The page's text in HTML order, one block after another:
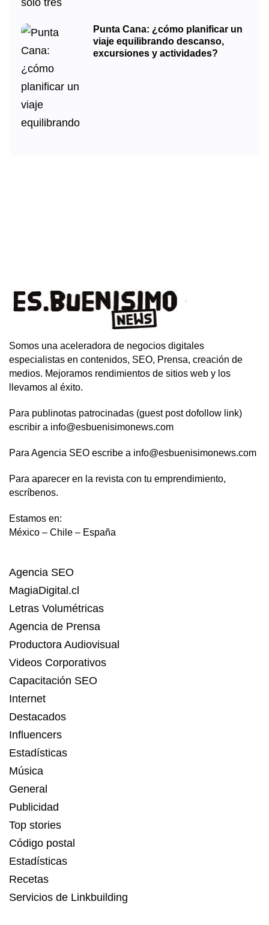
Punta Cana: ¿cómo planificar un
viaje equilibrando descanso,
excursiones y actividades?
Somos una aceleradora de negocios digitales
especialistas en contenidos, SEO, Prensa, creación de
medios. Mejoramos rendimientos de sitios web y los
llevamos al éxito.
Para publinotas patrocinadas (guest post dofollow link)
escribir a info@esbuenisimonews.com
Para Agencia SEO escribe a info@esbuenisimonews.com
Para aparecer en la revista con tu emprendimiento,
escríbenos.
Estamos en:
México – Chile – España
Agencia SEO
MagiaDigital.cl
Letras Volumétricas
Agencia de Prensa
Productora Audiovisual
Videos Corporativos
Capacitación SEO
Internet
Destacados
Influencers
Estadísticas
Música
General
Publicidad
Top stories
Código postal
Estadísticas
Recetas
Servicios de Linkbuilding